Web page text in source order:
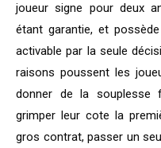
joueur signe pour deux
étant garantie, et
activable par la seule
raisons poussent les
donner de la souplesse
grimper leur cote la
gros contrat, passer un